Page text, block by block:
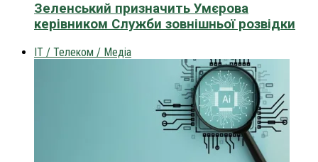
Зеленський призначить Умєрова
керівником Служби зовнішньої розвідки
IT / Телеком / Медіа